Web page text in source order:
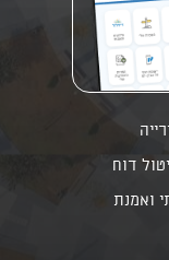
דוח
ואמנת